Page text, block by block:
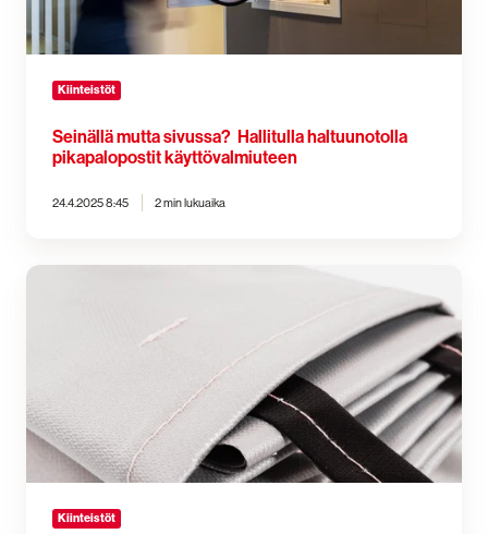
Kiinteistöt
Seinällä mutta sivussa? Hallitulla haltuunotolla
pikapalopostit käyttövalmiuteen
24.4.2025 8:45 2 min lukuaika
Litiumakkuja
Kiinteistöt